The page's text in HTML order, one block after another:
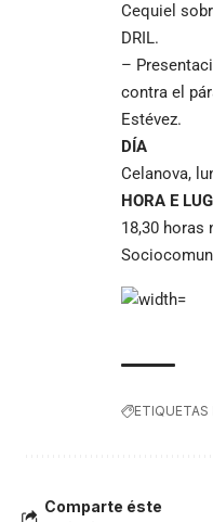
Cequiel
DRIL.
–
contra el
Estévez.
DÍA
Celanova,
HORA E
18,30 horas
ETIQUETAS
Comparte éste